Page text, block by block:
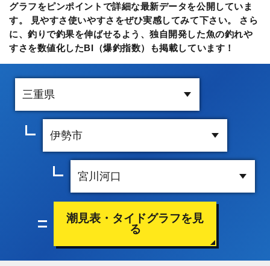
グラフをピンポイントで詳細な最新データを公開していま
す。 見やすさ使いやすさをぜひ実感してみて下さい。 さら
に、釣りで釣果を伸ばせるよう、独自開発した魚の釣れや
すさを数値化したBI（爆釣指数）も掲載しています！
潮見表・タイドグラフを見
る